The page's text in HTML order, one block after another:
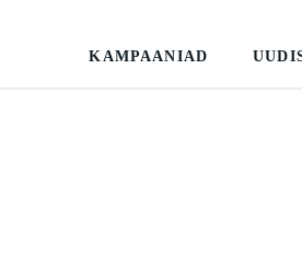
KAMPAANIAD